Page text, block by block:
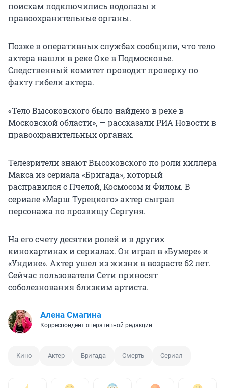
поискам подключились водолазы и
правоохранительные органы.
Позже в оперативных службах сообщили, что тело
актера нашли в реке Оке в Подмосковье.
Следственный комитет проводит проверку по
факту гибели актера.
«Тело Высоковского было найдено в реке в
Московской области», — рассказали РИА Новости в
правоохранительных органах.
Телезрители знают Высоковского по роли киллера
Макса из сериала «Бригада», который
расправился с Пчелой, Космосом и Филом. В
сериале «Марш Турецкого» актер сыграл
персонажа по прозвищу Сергуня.
На его счету десятки ролей и в других
кинокартинах и сериалах. Он играл в «Бумере» и
«Ундине». Актер ушел из жизни в возрасте 62 лет.
Сейчас пользователи Сети приносят
соболезнования близким артиста.
Алена Смагина
Корреспондент оперативной редакции
Кино Актер Бригада Смерть Сериал